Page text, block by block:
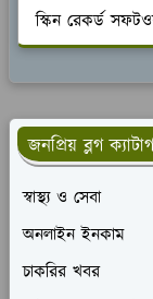
স্কিন রেকর্ড
জনপ্রিয় ব্লগ
স্বাস্থ্য ও সেবা
অনলাইন ইনকাম
চাকরির খবর